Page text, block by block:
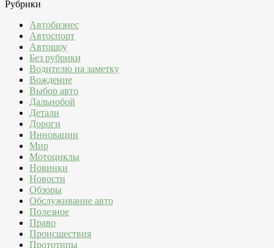
Рубрики
Автобизнес
Автоспорт
Автошоу
Без рубрики
Водителю на заметку
Вождение
Выбор авто
Дальнобой
Детали
Дороги
Инновации
Мир
Мотоциклы
Новинки
Новости
Обзоры
Обслуживание авто
Полезное
Право
Происшествия
Прототипы